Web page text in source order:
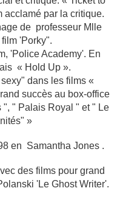
acclamé par la critique.
de professeur Mlle
'Porky".
'Police Academy'. En
« Hold Up ».
dans les films «
succès au box-office
", " Palais Royal " et " Le
»
en Samantha Jones .
des films pour grand
'Le Ghost Writer'.